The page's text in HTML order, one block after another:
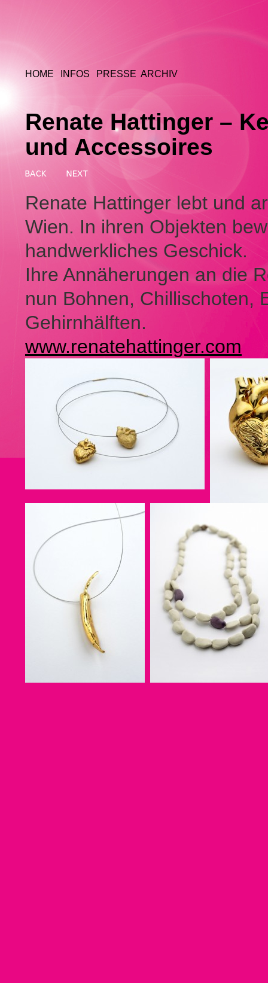
HOME INFOS PRESSE ARCHIV
Renate Hattinger –
und Accessoires
Renate Hattinger lebt und
Wien. In ihren Objekten
handwerkliches Geschick.
Ihre Annäherungen an die
nun Bohnen, Chillischoten,
Gehirnhälften.
www.renatehattinger.com